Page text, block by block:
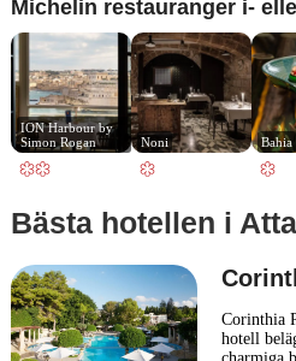
Michelin restauranger i-
ION Harbour by
Simon Rogan
Noni Bahia
Bästa hotellen i
Corinthia
hotell